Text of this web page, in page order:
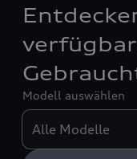
Modell auswählen